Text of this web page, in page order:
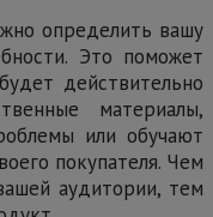
определить вашу
Это поможет
действительно
материалы,
или обучают
покупателя. Чем
аудитории, тем